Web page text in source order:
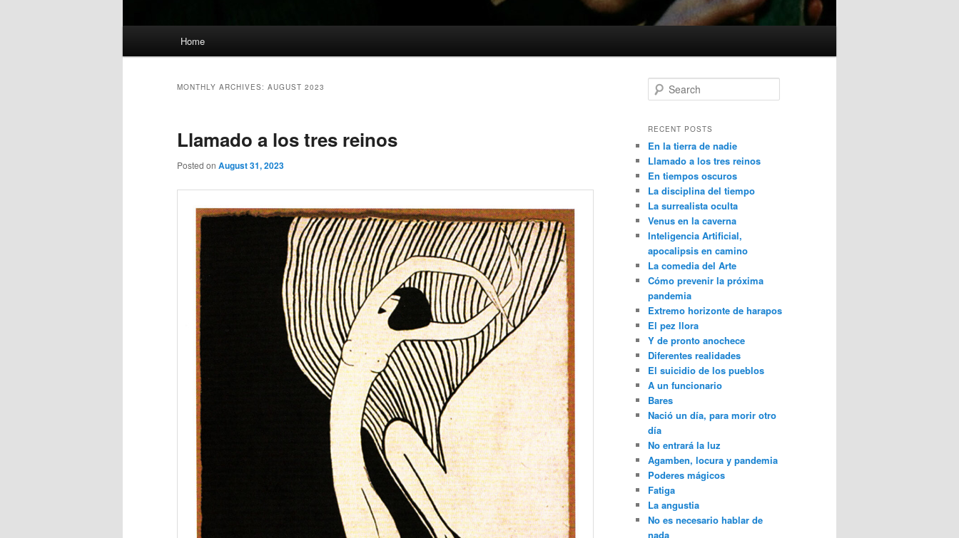
Home
MONTHLY ARCHIVES: AUGUST 2023
Llamado a los tres reinos
Posted on August 31, 2023
e
r
h
RECENT POSTS
En la tierra de nadie
Llamado a los tres reinos
En tiempos oscuros
La disciplina del tiempo
La surrealista oculta
Venus en la caverna
Inteligencia Artificial,
apocalipsis en camino
La comedia del Arte
Cómo prevenir la próxima
pandemia
Extremo horizonte de harapos
El pez llora
Y de pronto anochece
Diferentes realidades
El suicidio de los pueblos
A un funcionario
Bares
Nació un día, para morir otro
día
No entrará la luz
Agamben, locura y pandemia
Poderes mágicos
Fatiga
La angustia
No es necesario hablar de
nada